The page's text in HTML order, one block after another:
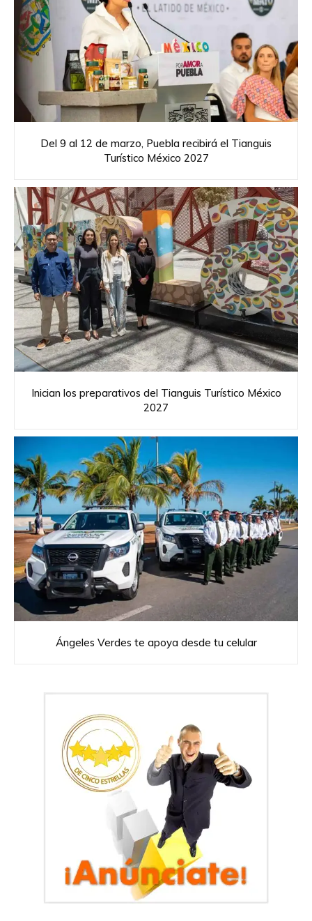
Del 9 al 12 de marzo, Puebla recibirá el Tianguis
Turístico México 2027
Inician los preparativos del Tianguis Turístico México
2027
Ángeles Verdes te apoya desde tu celular